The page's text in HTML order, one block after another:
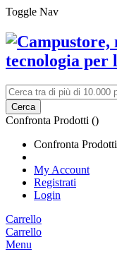
Toggle Nav
Cerca
Confronta Prodotti ()
Confronta Prodotti
My Account
Registrati
Login
Carrello
Carrello
Menu